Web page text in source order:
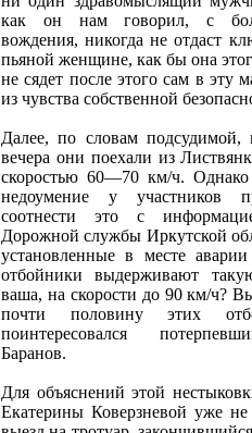
как он нам говорил, с
вождения, никогда не отдаст
пьяной женщине, как бы она
не сядет после этого сам в эту
из чувства собственной
Далее, по словам подсудимой,
вечера они поехали из
скоростью 60—70 км/ч.
недоумение у участников
соотнести это с
Дорожной службы Иркутской
установленные в месте аварии
отбойники выдерживают
ваша, на скорости до 90 км/ч?
почти половину этих
поинтересовался
Баранов.
Для объяснений этой
Екатерины Коверзневой уже